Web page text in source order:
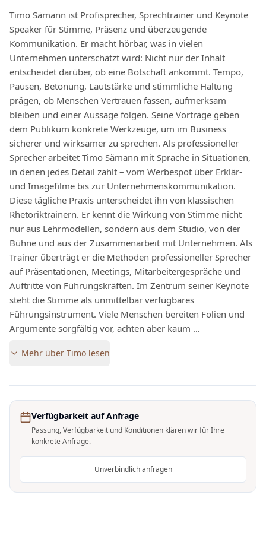
Timo Sämann ist Profisprecher, Sprechtrainer und Keynote
Speaker für Stimme, Präsenz und überzeugende
Kommunikation. Er macht hörbar, was in vielen
Unternehmen unterschätzt wird: Nicht nur der Inhalt
entscheidet darüber, ob eine Botschaft ankommt. Tempo,
Pausen, Betonung, Lautstärke und stimmliche Haltung
prägen, ob Menschen Vertrauen fassen, aufmerksam
bleiben und einer Aussage folgen. Seine Vorträge geben
dem Publikum konkrete Werkzeuge, um im Business
sicherer und wirksamer zu sprechen. Als professioneller
Sprecher arbeitet Timo Sämann mit Sprache in Situationen,
in denen jedes Detail zählt – vom Werbespot über Erklär-
und Imagefilme bis zur Unternehmenskommunikation.
Diese tägliche Praxis unterscheidet ihn von klassischen
Rhetoriktrainern. Er kennt die Wirkung von Stimme nicht
nur aus Lehrmodellen, sondern aus dem Studio, von der
Bühne und aus der Zusammenarbeit mit Unternehmen. Als
Trainer überträgt er die Methoden professioneller Sprecher
auf Präsentationen, Meetings, Mitarbeitergespräche und
Auftritte von Führungskräften. Im Zentrum seiner Keynote
steht die Stimme als unmittelbar verfügbares
Führungsinstrument. Viele Menschen bereiten Folien und
Argumente sorgfältig vor, achten aber kaum …
Mehr über Timo lesen
Verfügbarkeit auf Anfrage
Passung, Verfügbarkeit und Konditionen klären wir für Ihre
konkrete Anfrage.
Unverbindlich anfragen